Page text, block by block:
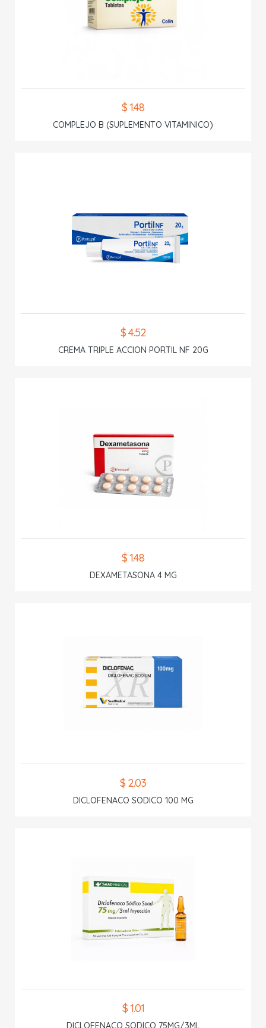
$ 1.48
COMPLEJO B (SUPLEMENTO VITAMINICO)
$ 4.52
CREMA TRIPLE ACCION PORTIL NF 20G
$ 1.48
DEXAMETASONA 4 MG
$ 2.03
DICLOFENACO SODICO 100 MG
$ 1.01
DICLOFENACO SODICO 75MG/3ML